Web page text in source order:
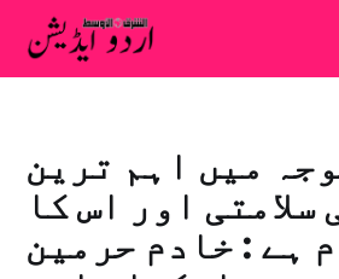
میں اہم ترین
سلامتی اور اس کا
ہے : خادم حرمین